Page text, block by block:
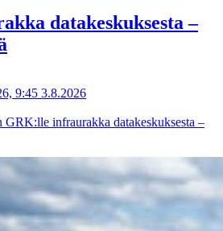
datakeskuksesta –
9:45 3.8.2026
GRK:lle infraurakka datakeskuksesta –